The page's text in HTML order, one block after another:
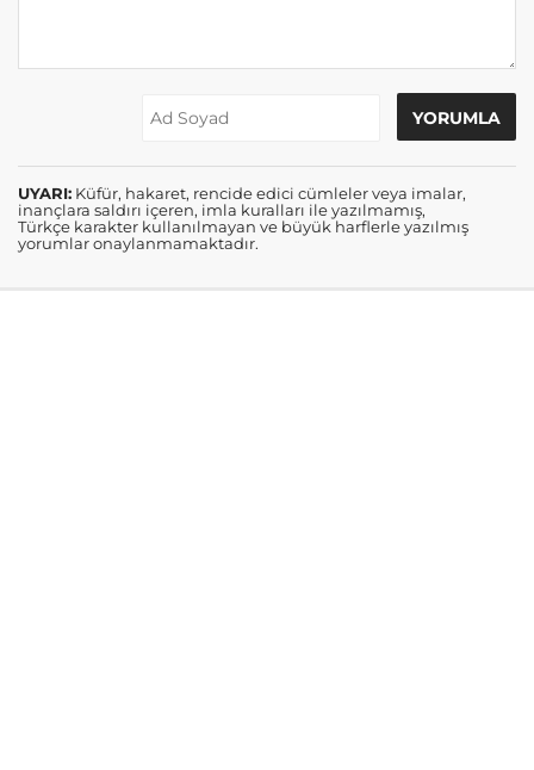
UYARI: Küfür, hakaret, rencide edici cümleler veya imalar,
inançlara saldırı içeren, imla kuralları ile yazılmamış,
Türkçe karakter kullanılmayan ve büyük harflerle yazılmış
yorumlar onaylanmamaktadır.